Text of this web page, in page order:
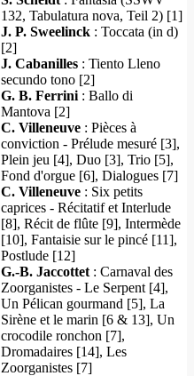
132, Tabulatura nova, Teil 2) [1]
J. P. Sweelinck : Toccata (in d)
[2]
J. Cabanilles : Tiento Lleno
secundo tono [2]
G. B. Ferrini : Ballo di
Mantova [2]
C. Villeneuve : Pièces à
conviction - Prélude mesuré [3],
Plein jeu [4], Duo [3], Trio [5],
Fond d'orgue [6], Dialogues [7]
C. Villeneuve : Six petits
caprices - Récitatif et Interlude
[8], Récit de flûte [9], Intermède
[10], Fantaisie sur le pincé [11],
Postlude [12]
G.-B. Jaccottet : Carnaval des
Zoorganistes - Le Serpent [4],
Un Pélican gourmand [5], La
Sirène et le marin [6 & 13], Un
crocodile ronchon [7],
Dromadaires [14], Les
Zoorganistes [7]